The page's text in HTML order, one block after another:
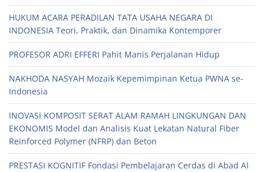
HUKUM ACARA PERADILAN TATA USAHA NEGARA DI
INDONESIA Teori, Praktik, dan Dinamika Kontemporer
PROFESOR ADRI EFFERI Pahit Manis Perjalanan Hidup
NAKHODA NASYAH Mozaik Kepemimpinan Ketua PWNA se-
Indonesia
INOVASI KOMPOSIT SERAT ALAM RAMAH LINGKUNGAN DAN
EKONOMIS Model dan Analisis Kuat Lekatan Natural Fiber
Reinforced Polymer (NFRP) dan Beton
PRESTASI KOGNITIF Fondasi Pembelajaran Cerdas di Abad AI